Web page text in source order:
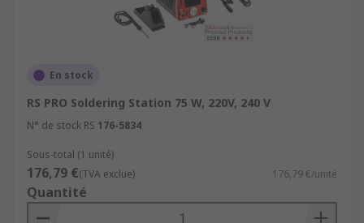
En stock
RS PRO Soldering Station 75 W, 220V, 240 V
N° de stock RS 176-5834
Sous-total (1 unité)
176,79 €(TVA exclue) 176,79 €/unité
Quantité